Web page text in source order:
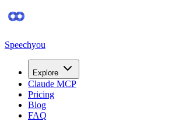
Speechyou
Explore
Claude MCP
Pricing
Blog
FAQ